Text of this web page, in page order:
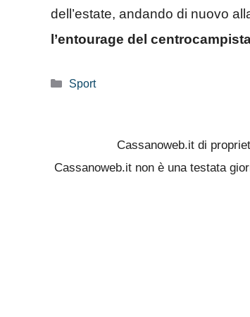
dell’estate, andando di nuovo
l’entourage del
Categorie
Sport
Cassanoweb.it di
Cassanoweb.it non è una testata